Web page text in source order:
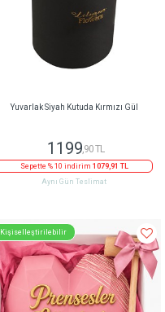
Yuvarlak Siyah Kutuda Kırmızı Gül
1199 ,90 TL
Sepette % 10 indirim 1079,91 TL
Aynı Gün Teslimat
Kişiselleştirilebilir